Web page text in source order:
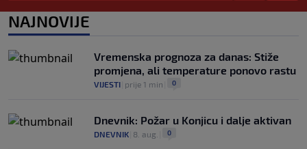
0
FIFA-e je vaš novac", danas se suočava s
najvećom krizom
NOGOMET prije 3 h 0
NAJNOVIJE
Vremenska prognoza za danas: Stiže
promjena, ali temperature ponovo rastu
VIJESTI prije 1 min 0
Dnevnik: Požar u Konjicu i dalje aktivan
DNEVNIK 8. aug. 0